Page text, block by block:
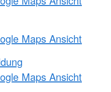
Maps Ansicht
Maps Ansicht